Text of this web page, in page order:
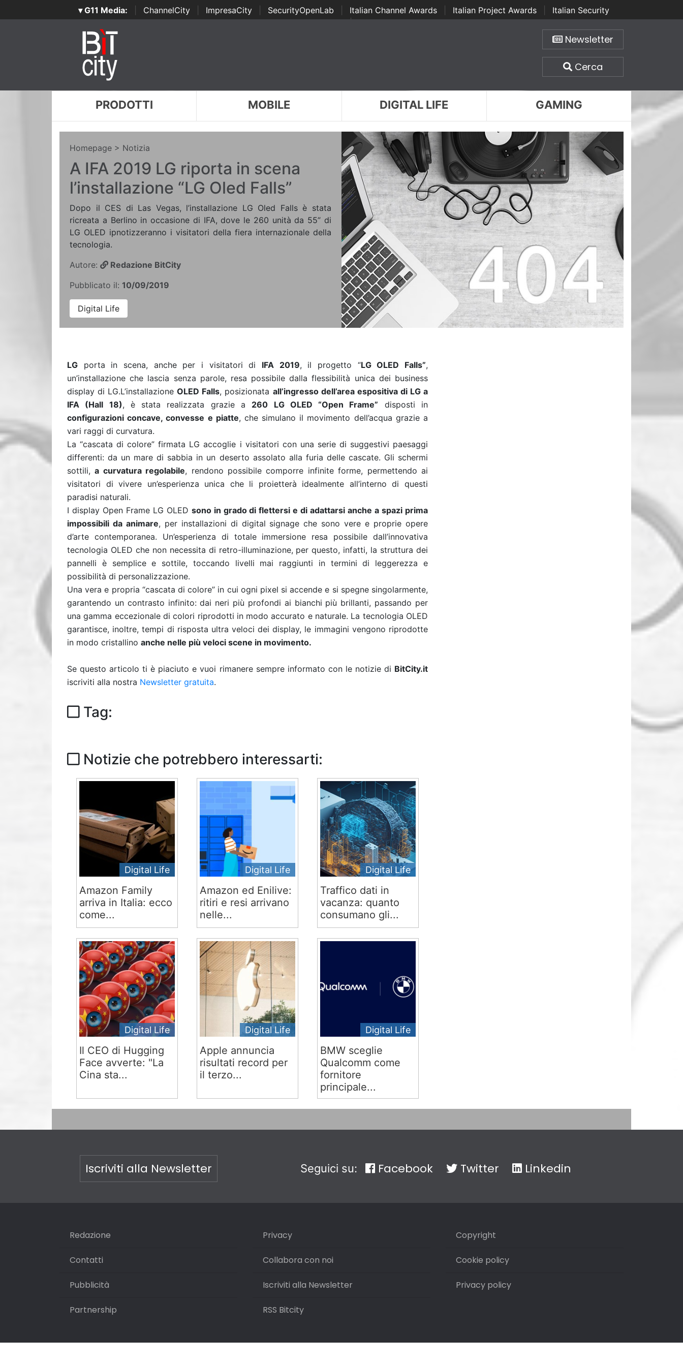
▾ G11 Media: ChannelCity ImpresaCity SecurityOpenLab Italian Channel Awards Italian Project Awards
Italian Security
Awards | ...
Newsletter
Cerca
PRODOTTI MOBILE DIGITAL LIFE GAMING
Homepage > Notizia
A IFA 2019 LG riporta in scena
l’installazione “LG Oled Falls”
Dopo il CES di Las Vegas, l’installazione LG Oled Falls è stata
ricreata a Berlino in occasione di IFA, dove le 260 unità da 55” di
LG OLED ipnotizzeranno i visitatori della fiera internazionale della
tecnologia.
Autore:
Redazione BitCity
Pubblicato il: 10/09/2019
Digital Life
LG porta in scena, anche per i visitatori di IFA 2019, il progetto “LG OLED Falls”,
un’installazione che lascia senza parole, resa possibile dalla flessibilità unica dei business
display di LG.L’installazioneOLED Falls, posizionata all’ingresso dell’area espositiva di LG a
IFA (Hall 18), è stata realizzata grazie a 260 LG OLED “Open Frame” disposti in
configurazioni concave, convesse e piatte, che simulano il movimento dell’acqua grazie a
vari raggi di curvatura.
La “cascata di colore” firmata LG accoglie i visitatori con una serie di suggestivi paesaggi
differenti: da un mare di sabbia in un deserto assolato alla furia delle cascate. Gli schermi
sottili,a curvatura regolabile, rendono possibile comporre infinite forme, permettendo ai
visitatori di vivere un’esperienza unica che li proietterà idealmente all’interno di questi
paradisi naturali.
I display Open Frame LG OLED sono in grado di flettersi e di adattarsi anche a spazi prima
impossibili da animare, per installazioni di digital signage che sono vere e proprie opere
d’arte contemporanea. Un’esperienza di totale immersione resa possibile dall’innovativa
tecnologia OLED che non necessita di retro-illuminazione, per questo, infatti, la struttura dei
pannelli è semplice e sottile, toccando livelli mai raggiunti in termini di leggerezza e
possibilità di personalizzazione.
Una vera e propria “cascata di colore” in cui ogni pixel si accende e si spegne singolarmente,
garantendo un contrasto infinito: dai neri più profondi ai bianchi più brillanti, passando per
una gamma eccezionale di colori riprodotti in modo accurato e naturale. La tecnologia OLED
garantisce, inoltre, tempi di risposta ultra veloci dei display, le immagini vengono riprodotte
in modo cristallino anche nelle più veloci scene in movimento.
Se questo articolo ti è piaciuto e vuoi rimanere sempre informato con le notizie di BitCity.it
iscriviti alla nostra Newsletter gratuita.
Tag:
Notizie che potrebbero interessarti:
Digital Life
Amazon Family
arriva in Italia: ecco
come...
Digital Life
Amazon ed Enilive:
ritiri e resi arrivano
nelle...
Digital Life
Traffico dati in
vacanza: quanto
consumano gli...
Digital Life
Il CEO di Hugging
Face avverte: "La
Cina sta...
Digital Life
Apple annuncia
risultati record per
il terzo...
Digital Life
BMW sceglie
Qualcomm come
fornitore
principale...
Iscriviti alla Newsletter Seguici su: Facebook Twitter Linkedin
Redazione
Contatti
Pubblicità
Partnership
Privacy
Collabora con noi
Iscriviti alla Newsletter
RSS Bitcity
Copyright
Cookie policy
Privacy policy